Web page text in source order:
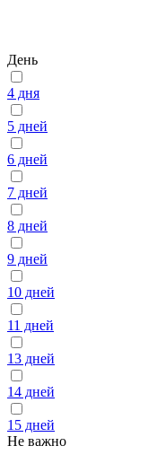
День
4 дня
5 дней
6 дней
7 дней
8 дней
9 дней
10 дней
11 дней
13 дней
14 дней
15 дней
Не важно